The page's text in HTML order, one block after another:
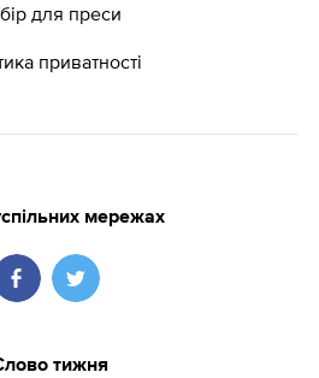
для преси
приватності
мережах
тижня